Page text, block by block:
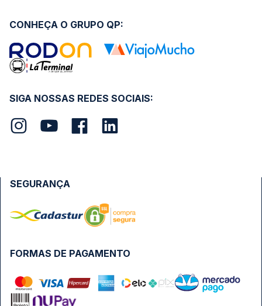
SIGA NOSSAS REDES SOCIAIS:
CONHEÇA O GRUPO QP:
FORMAS DE PAGAMENTO
SEGURANÇA